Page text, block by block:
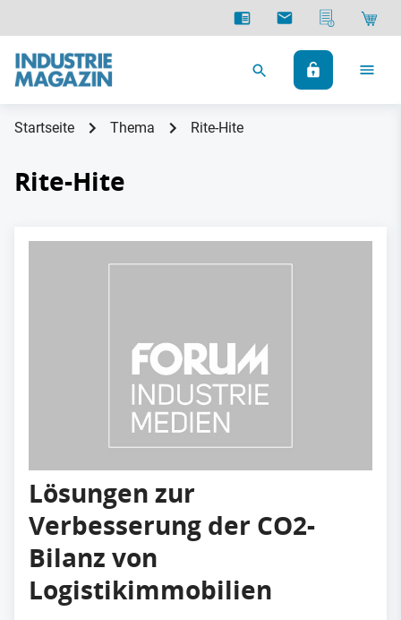
Startseite Thema Rite-Hite
Rite-Hite
Lösungen zur
Verbesserung der CO2-
Bilanz von
Logistikimmobilien